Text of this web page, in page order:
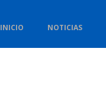
INICIO NOTICIAS